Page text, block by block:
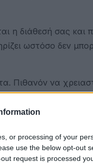
or processing of your
use the below opt-out
request is processed
η διάθεσή σας και
ωστόσο δεν
Πιθανόν να
όσων σας
διεκδίκηση ενός
όρους της προς